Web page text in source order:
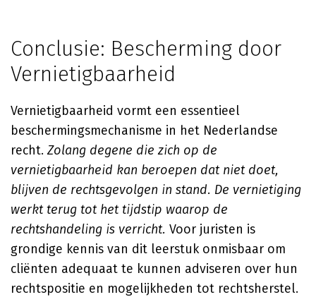
Conclusie: Bescherming door
Vernietigbaarheid
Vernietigbaarheid vormt een essentieel
beschermingsmechanisme in het Nederlandse
recht. Zolang degene die zich op de
vernietigbaarheid kan beroepen dat niet doet,
blijven de rechtsgevolgen in stand. De vernietiging
werkt terug tot het tijdstip waarop de
rechtshandeling is verricht. Voor juristen is
grondige kennis van dit leerstuk onmisbaar om
cliënten adequaat te kunnen adviseren over hun
rechtspositie en mogelijkheden tot rechtsherstel.